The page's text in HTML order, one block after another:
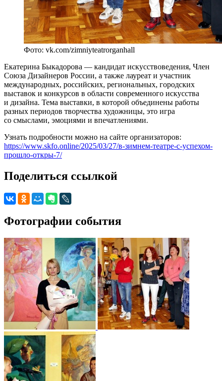
Фото: vk.com/zimniyteatrorganhall
Екатерина Быкадорова — кандидат искусствоведения, Член
Союза Дизайнеров России, а также лауреат и участник
международных, российских, региональных, городских
выставок и конкурсов в области современного искусства
и дизайна. Тема выставки, в которой объединены работы
разных периодов творчества художницы, это игра
со смыслами, эмоциями и впечатлениями.
Узнать подробности можно на сайте организаторов:
https://www.skfo.online/2025/03/27/в-зимнем-театре-с-успехом-
прошло-откры-7/
Поделиться ссылкой
Фотографии события